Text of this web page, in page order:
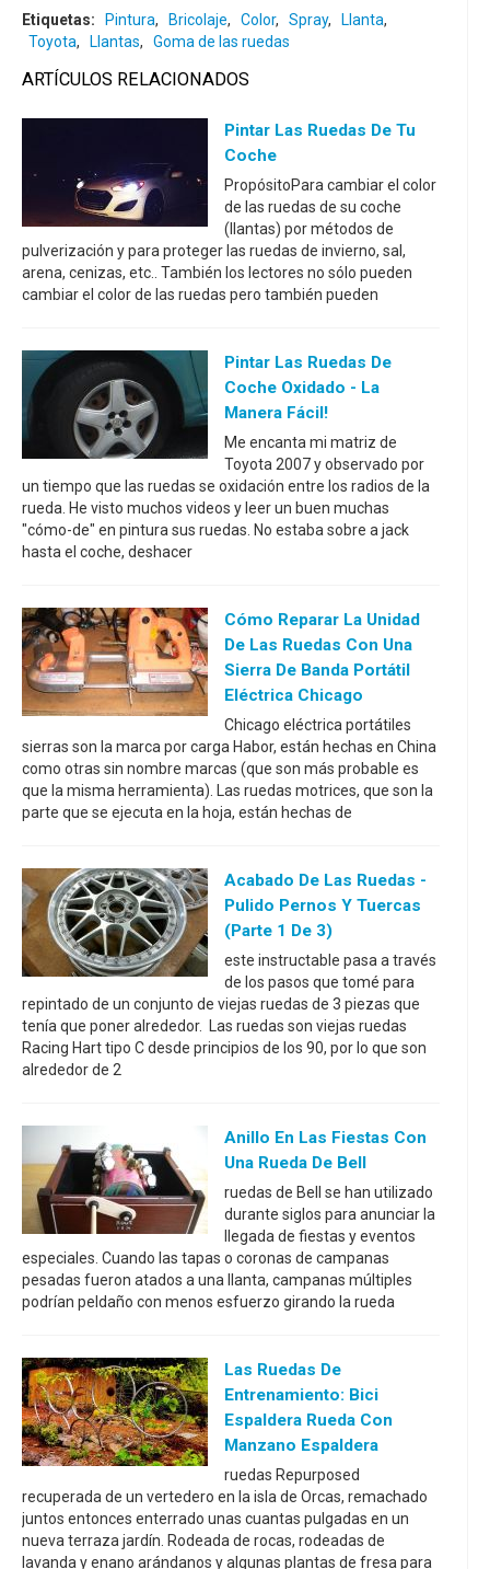
Etiquetas: Pintura, Bricolaje, Color, Spray, Llanta,
Toyota, Llantas, Goma de las ruedas
ARTÍCULOS RELACIONADOS
Pintar Las Ruedas De Tu
Coche
PropósitoPara cambiar el color
de las ruedas de su coche
(llantas) por métodos de
pulverización y para proteger las ruedas de invierno, sal,
arena, cenizas, etc.. También los lectores no sólo pueden
cambiar el color de las ruedas pero también pueden
Pintar Las Ruedas De
Coche Oxidado - La
Manera Fácil!
Me encanta mi matriz de
Toyota 2007 y observado por
un tiempo que las ruedas se oxidación entre los radios de la
rueda. He visto muchos videos y leer un buen muchas
"cómo-de" en pintura sus ruedas. No estaba sobre a jack
hasta el coche, deshacer
Cómo Reparar La Unidad
De Las Ruedas Con Una
Sierra De Banda Portátil
Eléctrica Chicago
Chicago eléctrica portátiles
sierras son la marca por carga Habor, están hechas en China
como otras sin nombre marcas (que son más probable es
que la misma herramienta). Las ruedas motrices, que son la
parte que se ejecuta en la hoja, están hechas de
Acabado De Las Ruedas -
Pulido Pernos Y Tuercas
(parte 1 De 3)
este instructable pasa a través
de los pasos que tomé para
repintado de un conjunto de viejas ruedas de 3 piezas que
tenía que poner alrededor. Las ruedas son viejas ruedas
Racing Hart tipo C desde principios de los 90, por lo que son
alrededor de 2
Anillo En Las Fiestas Con
Una Rueda De Bell
ruedas de Bell se han utilizado
durante siglos para anunciar la
llegada de fiestas y eventos
especiales. Cuando las tapas o coronas de campanas
pesadas fueron atados a una llanta, campanas múltiples
podrían peldaño con menos esfuerzo girando la rueda
Las Ruedas De
Entrenamiento: Bici
Espaldera Rueda Con
Manzano Espaldera
ruedas Repurposed
recuperada de un vertedero en la isla de Orcas, remachado
juntos entonces enterrado unas cuantas pulgadas en un
nueva terraza jardín. Rodeada de rocas, rodeadas de
lavanda y enano arándanos y algunas plantas de fresa para